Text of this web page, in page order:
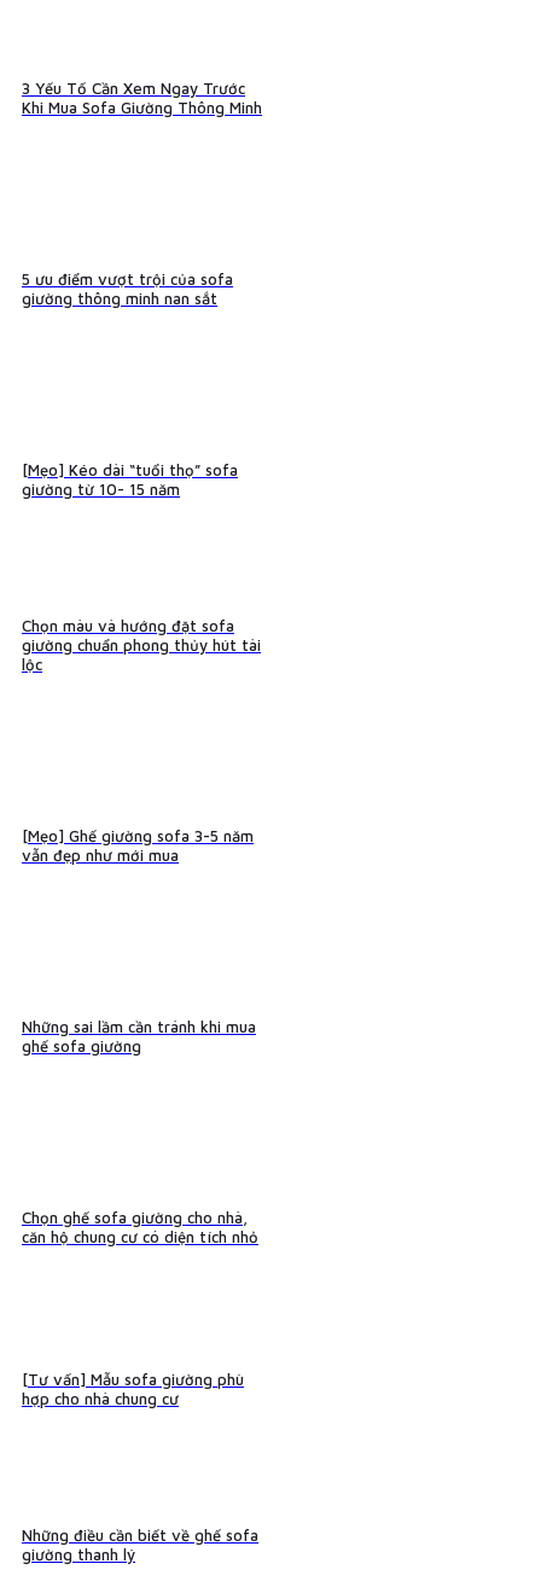
3 Yếu Tố Cần Xem Ngay Trước
Khi Mua Sofa Giường Thông Minh
5 ưu điểm vượt trội của sofa
giường thông minh nan sắt
[Mẹo] Kéo dài “tuổi thọ” sofa
giường từ 10- 15 năm
Chọn màu và hướng đặt sofa
giường chuẩn phong thủy hút tài
lộc
[Mẹo] Ghế giường sofa 3-5 năm
vẫn đẹp như mới mua
Những sai lầm cần tránh khi mua
ghế sofa giường
Chọn ghế sofa giường cho nhà,
căn hộ chung cư có diện tích nhỏ
[Tư vấn] Mẫu sofa giường phù
hợp cho nhà chung cư
Những điều cần biết về ghế sofa
giường thanh lý